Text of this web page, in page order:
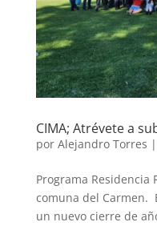
CIMA; Atrévete a
por Alejandro Torres |
Programa Residencia
comuna del Carmen.
un nuevo cierre de